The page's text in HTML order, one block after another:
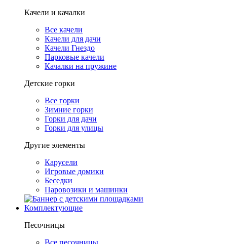
Качели и качалки
Все качели
Качели для дачи
Качели Гнездо
Парковые качели
Качалки на пружине
Детские горки
Все горки
Зимние горки
Горки для дачи
Горки для улицы
Другие элементы
Карусели
Игровые домики
Беседки
Паровозики и машинки
Комплектующие
Песочницы
Все песочницы